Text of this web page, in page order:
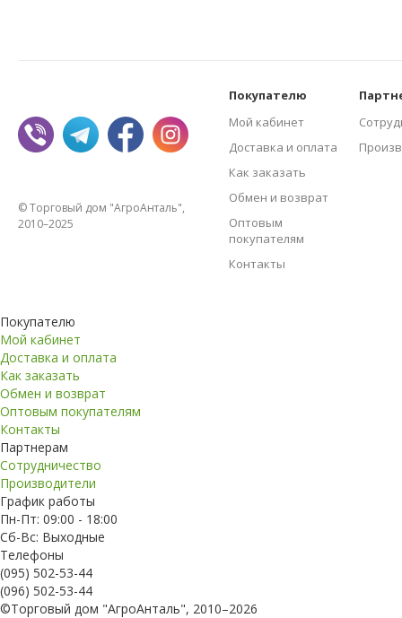
© Торговый дом "АгроАнталь",
2010–2025
Покупателю
Мой кабинет
Доставка и оплата
Как заказать
Обмен и возврат
Оптовым
покупателям
Контакты
Покупателю
Мой кабинет
Доставка и оплата
Как заказать
Обмен и возврат
Оптовым покупателям
Контакты
Партнерам
Сотрудничество
Производители
График работы
Пн-Пт: 09:00 - 18:00
Сб-Вс: Выходные
Телефоны
(095) 502-53-44
(096) 502-53-44
©Торговый дом "АгроАнталь", 2010–2026